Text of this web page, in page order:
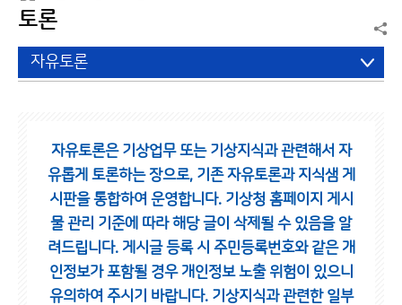
토론
자유토론
자유토론은 기상업무 또는 기상지식과 관련해서 자
유롭게 토론하는 장으로, 기존 자유토론과 지식샘 게
시판을 통합하여 운영합니다. 기상청 홈페이지 게시
물 관리 기준에 따라 해당 글이 삭제될 수 있음을 알
려드립니다. 게시글 등록 시 주민등록번호와 같은 개
인정보가 포함될 경우 개인정보 노출 위험이 있으니
유의하여 주시기 바랍니다. 기상지식과 관련한 일부